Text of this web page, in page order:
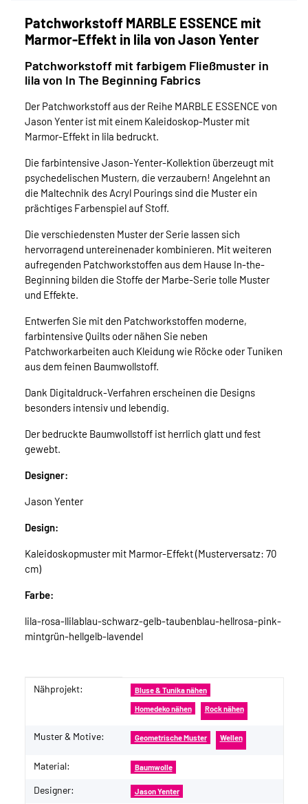
Patchworkstoff MARBLE ESSENCE mit
Marmor-Effekt in lila von Jason Yenter
Patchworkstoff mit farbigem Fließmuster in
lila von In The Beginning Fabrics
Der Patchworkstoff aus der Reihe MARBLE ESSENCE von
Jason Yenter ist mit einem Kaleidoskop-Muster mit
Marmor-Effekt in lila bedruckt.
Die farbintensive Jason-Yenter-Kollektion überzeugt mit
psychedelischen Mustern, die verzaubern! Angelehnt an
die Maltechnik des Acryl Pourings sind die Muster ein
prächtiges Farbenspiel auf Stoff.
Die verschiedensten Muster der Serie lassen sich
hervorragend untereinenader kombinieren. Mit weiteren
aufregenden Patchworkstoffen aus dem Hause In-the-
Beginning bilden die Stoffe der Marbe-Serie tolle Muster
und Effekte.
Entwerfen Sie mit den Patchworkstoffen moderne,
farbintensive Quilts oder nähen Sie neben
Patchworkarbeiten auch Kleidung wie Röcke oder Tuniken
aus dem feinen Baumwollstoff.
Dank Digitaldruck-Verfahren erscheinen die Designs
besonders intensiv und lebendig.
Der bedruckte Baumwollstoff ist herrlich glatt und fest
gewebt.
Designer:
Jason Yenter
Design:
Kaleidoskopmuster mit Marmor-Effekt (Musterversatz: 70
cm)
Farbe:
lila-rosa-llilablau-schwarz-gelb-taubenblau-hellrosa-pink-
mintgrün-hellgelb-lavendel
Produkteigenschaft
Wert
Nähprojekt: Bluse & Tunika nähen
Homedeko nähen Rock nähen
Muster & Motive: Geometrische Muster Wellen
Material: Baumwolle
Designer: Jason Yenter